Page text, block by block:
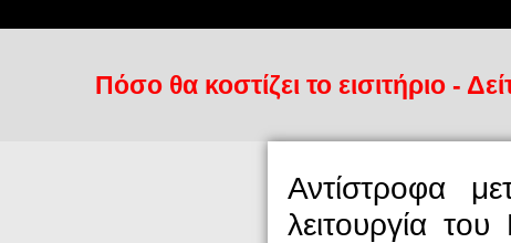
Πόσο θα κοστίζει το εισιτήριο -
Αντίστροφα
λειτουργία